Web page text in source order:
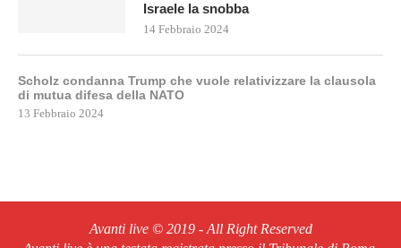
Israele la snobba
14 Febbraio 2024
Scholz condanna Trump che vuole relativizzare la clausola
di mutua difesa della NATO
13 Febbraio 2024
Avanti live © 2019 - All Right Reserved